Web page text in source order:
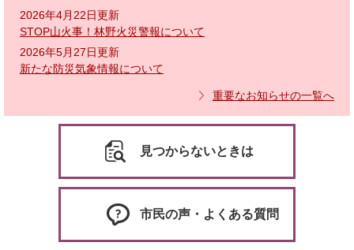
2026年4月22日更新
STOP山火事！林野火災警報について
2026年5月27日更新
新たな防災気象情報について
重要なお知らせの一覧へ
見つからないときは
市民の声・よくある質問